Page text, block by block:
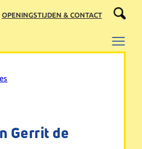
OPENINGSTIJDEN & CONTACT
Gerrit de